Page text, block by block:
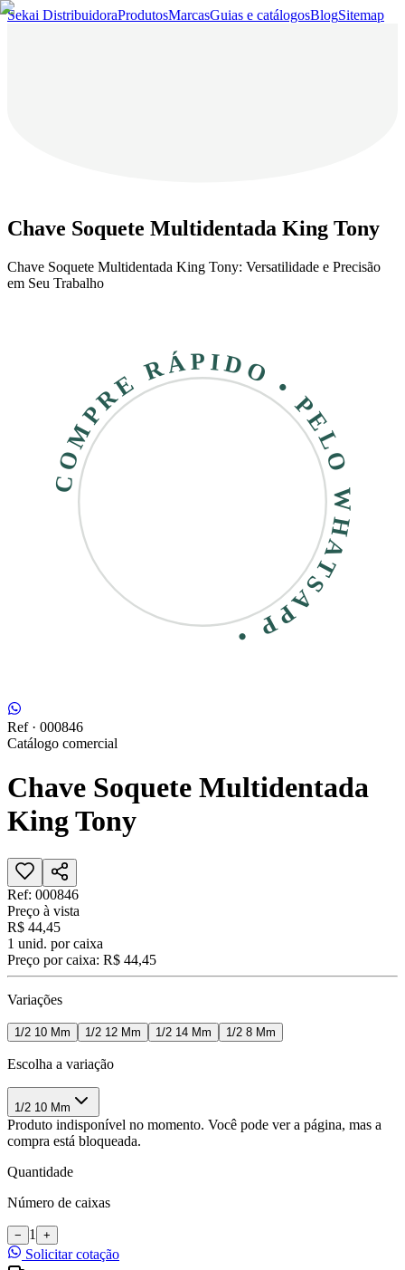
Sekai DistribuidoraProdutosMarcasGuias e catálogosBlogSitemap
Chave Soquete Multidentada King Tony
Chave Soquete Multidentada King Tony: Versatilidade e Precisão
em Seu Trabalho
COMPRE RÁPIDO • PELO WHATSAPP •
Ref · 000846
Catálogo comercial
Chave Soquete Multidentada
King Tony
Ref: 000846
Preço à vista
R$ 44,45
1 unid. por caixa
Preço por caixa: R$ 44,45
Variações
1/2 10 Mm 1/2 12 Mm 1/2 14 Mm 1/2 8 Mm
Escolha a variação
1/2 10 Mm
Produto indisponível no momento. Você pode ver a página, mas a
compra está bloqueada.
Quantidade
Número de caixas
− 1 +
Solicitar cotação